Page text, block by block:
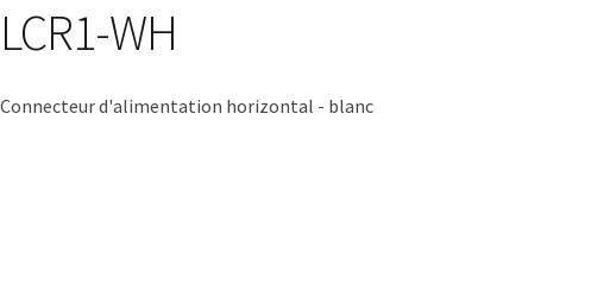
LCR1-WH
Connecteur d'alimentation horizontal - blanc